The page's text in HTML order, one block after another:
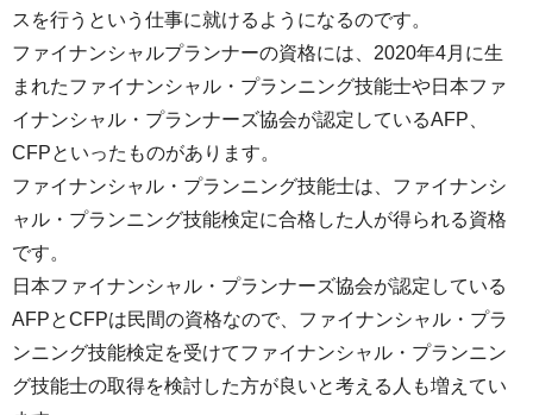
スを行うという仕事に就けるようになるのです。
ファイナンシャルプランナーの資格には、2020年4月に生
まれたファイナンシャル・プランニング技能士や日本ファ
イナンシャル・プランナーズ協会が認定しているAFP、
CFPといったものがあります。
ファイナンシャル・プランニング技能士は、ファイナンシ
ャル・プランニング技能検定に合格した人が得られる資格
です。
日本ファイナンシャル・プランナーズ協会が認定している
AFPとCFPは民間の資格なので、ファイナンシャル・プラ
ンニング技能検定を受けてファイナンシャル・プランニン
グ技能士の取得を検討した方が良いと考える人も増えてい